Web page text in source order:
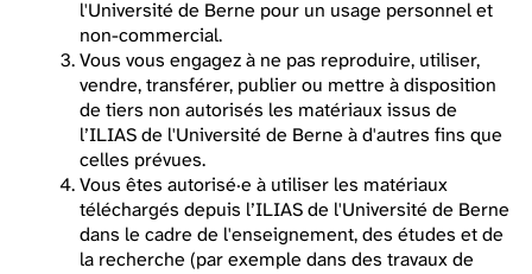
l'Université de Berne pour un usage personnel et
non-commercial.
Vous vous engagez à ne pas reproduire, utiliser,
vendre, transférer, publier ou mettre à disposition
de tiers non autorisés les matériaux issus de
l’ILIAS de l'Université de Berne à d'autres fins que
celles prévues.
Vous êtes autorisé·e à utiliser les matériaux
téléchargés depuis l’ILIAS de l'Université de Berne
dans le cadre de l'enseignement, des études et de
la recherche (par exemple dans des travaux de